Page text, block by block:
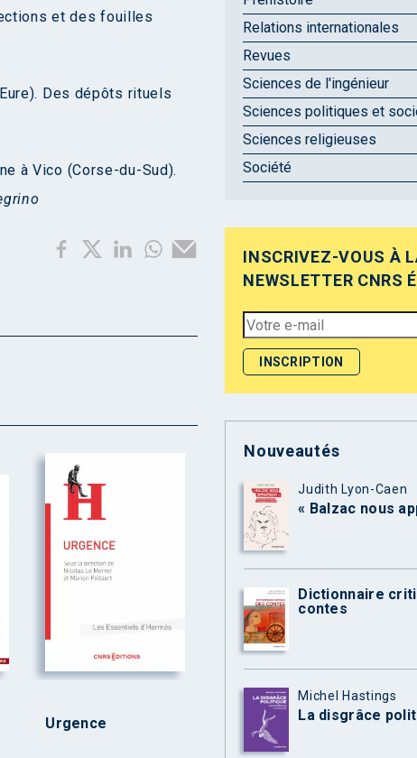
et des fouilles
Des dépôts rituels
à Vico (Corse-du-Sud).
Urgence
Relations internationales
Revues
Sciences de l'ingénieur
Sciences politiques et
Sciences religieuses
Société
INSCRIVEZ-VOUS À
NEWSLETTER CNRS
Nouveautés
Judith Lyon-Caen
« Balzac nous
Dictionnaire
contes
Michel Hastings
La disgrâce